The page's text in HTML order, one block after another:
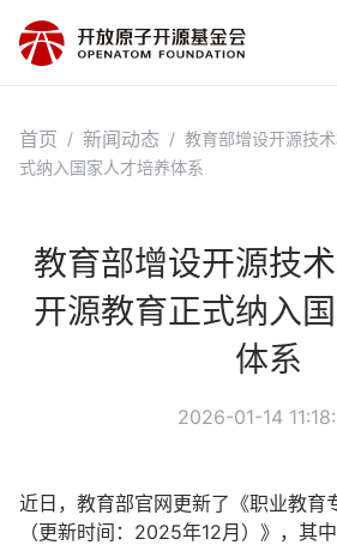
首页 / 新闻动态 / 教育部增设开源技
式纳入国家人才培养体系
教育部增设开源技术
开源教育正式纳入
体系
2026-01-14
近日，教育部官网更新了《职业教育
（更新时间：2025年12月）》，其